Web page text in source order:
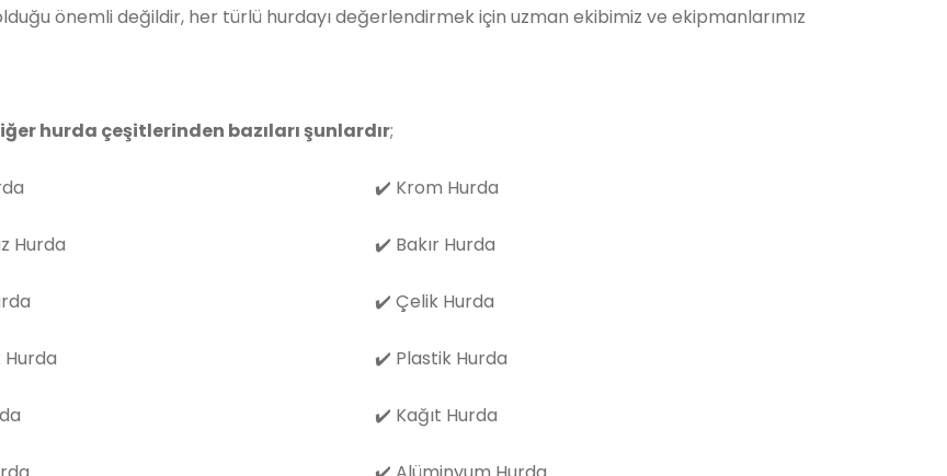
önemli değildir, her türlü hurdayı değerlendirmek için uzman ekibimiz ve ekipmanlarımız
hurda çeşitlerinden bazıları şunlardır;
Hurda
✔️ Krom Hurda
✔️ Bakır Hurda
✔️ Çelik Hurda
✔️ Plastik Hurda
✔️ Kağıt Hurda